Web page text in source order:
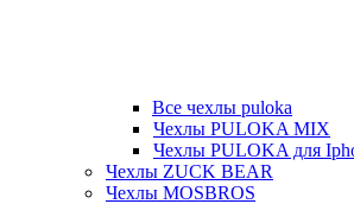
Все чехлы puloka
Чехлы PULOKA MIX
Чехлы PULOKA для
Чехлы ZUCK BEAR
Чехлы MOSBROS